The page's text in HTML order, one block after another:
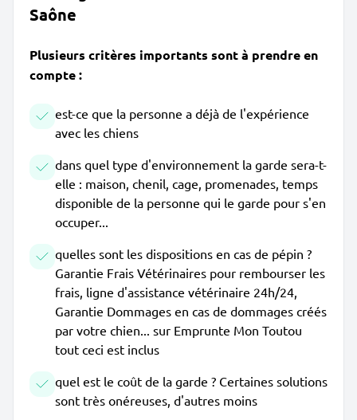
Saône
Plusieurs critères importants sont à prendre en
compte :
est-ce que la personne a déjà de l'expérience
avec les chiens
dans quel type d'environnement la garde sera-t-
elle : maison, chenil, cage, promenades, temps
disponible de la personne qui le garde pour s'en
occuper...
quelles sont les dispositions en cas de pépin ?
Garantie Frais Vétérinaires pour rembourser les
frais, ligne d'assistance vétérinaire 24h/24,
Garantie Dommages en cas de dommages créés
par votre chien... sur Emprunte Mon Toutou
tout ceci est inclus
quel est le coût de la garde ? Certaines solutions
sont très onéreuses, d'autres moins